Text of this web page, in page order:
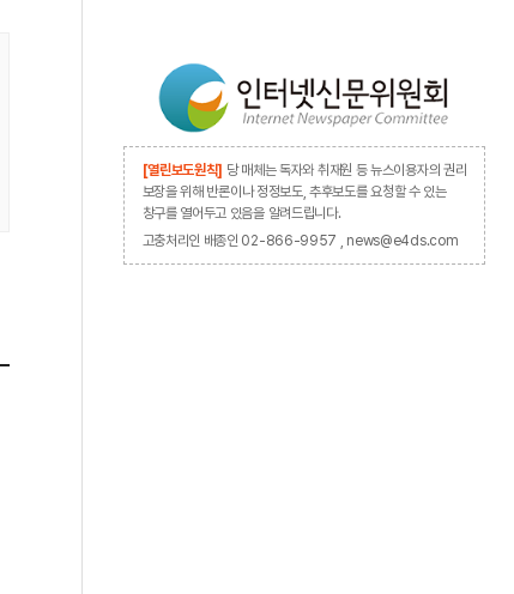
[열린보도원칙] 당 매체는 독자와 취재원 등 뉴스이용자의 권리
보장을 위해 반론이나 정정보도, 추후보도를 요청할 수 있는
창구를 열어두고 있음을 알려드립니다.
고충처리인 배종인 02-866-9957 , news@e4ds.com